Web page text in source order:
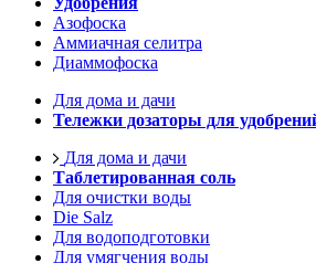
Азофоска
Аммиачная селитра
Диаммофоска
Для дома и дачи
Тележки дозаторы для
Для дома и дачи
Таблетированная соль
Для очистки воды
Die Salz
Для водоподготовки
Для умягчения воды